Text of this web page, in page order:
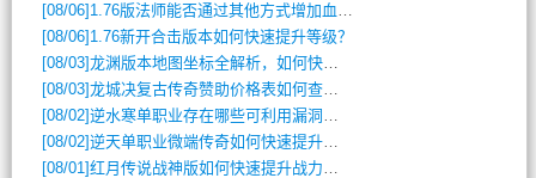
[08/06] 1.76版法师能否通过其他方式增加血量？
[08/06] 1.76新开合击版本如何快速提升等级？
[08/03]龙渊版本地图坐标全解析，如何快速定位BOSS位置？
[08/03]龙城决复古传奇赞助价格表如何查询？
[08/02]逆水寒单职业存在哪些可利用漏洞？如何快速提升战力？
[08/02]逆天单职业微端传奇如何快速提升战力？新手必看攻略
[08/01]红月传说战神版如何快速提升战力？新手攻略全解析？